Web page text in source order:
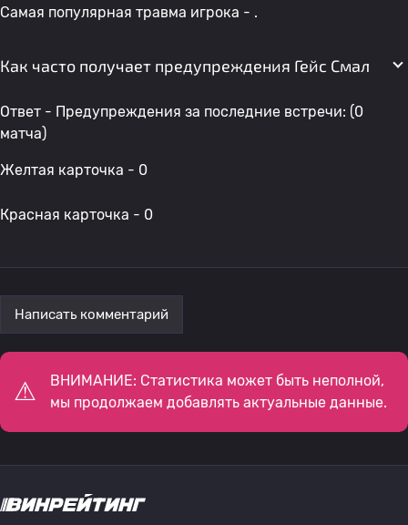
Самая популярная травма игрока - .
Как часто получает предупреждения Гейс Смал
Ответ - Предупреждения за последние встречи: (0
матча)
Желтая карточка - 0
Красная карточка - 0
Написать комментарий
ВНИМАНИЕ: Статистика может быть неполной,
мы продолжаем добавлять актуальные данные.